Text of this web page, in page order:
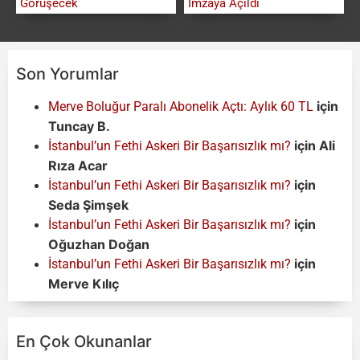
Son Yorumlar
Merve Boluğur Paralı Abonelik Açtı: Aylık 60 TL için
Tuncay B.
İstanbul’un Fethi Askeri Bir Başarısızlık mı? için Ali
Rıza Acar
İstanbul’un Fethi Askeri Bir Başarısızlık mı? için
Seda Şimşek
İstanbul’un Fethi Askeri Bir Başarısızlık mı? için
Oğuzhan Doğan
İstanbul’un Fethi Askeri Bir Başarısızlık mı? için
Merve Kılıç
En Çok Okunanlar